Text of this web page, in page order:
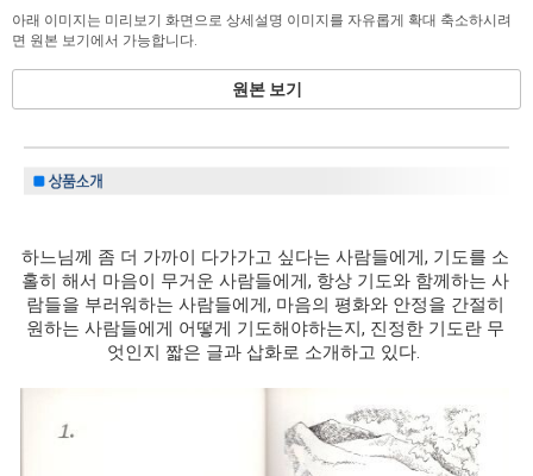
아래 이미지는 미리보기 화면으로 상세설명 이미지를 자유롭게 확대 축소하시려
면 원본 보기에서 가능합니다.
원본 보기
하느님께 좀 더 가까이 다가가고 싶다는 사람들에게, 기도를 소
홀히 해서 마음이 무거운 사람들에게, 항상 기도와 함께하는 사
람들을 부러워하는 사람들에게, 마음의 평화와 안정을 간절히
원하는 사람들에게 어떻게 기도해야하는지, 진정한 기도란 무
엇인지 짧은 글과 삽화로 소개하고 있다.